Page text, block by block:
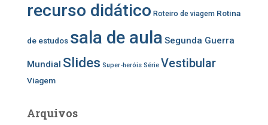
recurso didático Roteiro de viagem Rotina
de estudos sala de aula Segunda Guerra
Mundial Slides Super-heróis Série Vestibular
Viagem
Arquivos